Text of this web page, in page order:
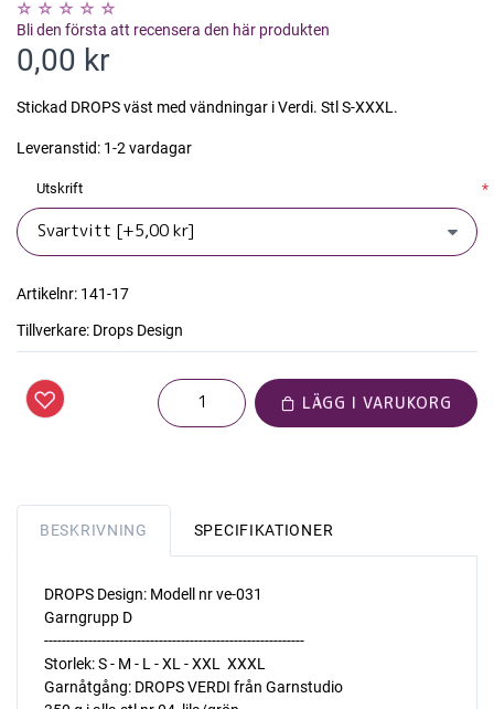
Bli den första att recensera den här produkten
0,00 kr
Stickad DROPS väst med vändningar i Verdi. Stl S-XXXL.
Leveranstid: 1-2 vardagar
Utskrift *
Artikelnr: 141-17
Tillverkare: Drops Design
LÄGG I VARUKORG
BESKRIVNING SPECIFIKATIONER
DROPS Design: Modell nr ve-031
Garngrupp D
-----------------------------------------------------------
Storlek: S - M - L - XL - XXL  XXXL
Garnåtgång: DROPS VERDI från Garnstudio